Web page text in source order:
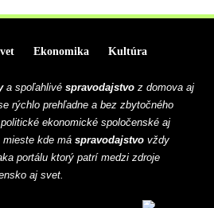
Ekonomika
Kultúra
a spoľahlivé spravodajstvo z domova aj
rýchlo prehľadne a bez zbytočného
ekonomické spoločenské aj
mieste kde má spravodajstvo vždy
portálu ktorý patrí medzi zdroje
aj svet.